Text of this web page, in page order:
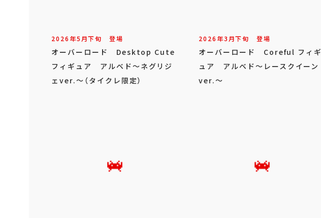
2026年5月下旬 登場
オーバーロード Desktop Cute
フィギュア アルベド～ネグリジ
ェver.～（タイクレ限定）
2026年3月下旬 登場
オーバーロード Coreful フィギ
ュア アルベド～レースクイーン
ver.～